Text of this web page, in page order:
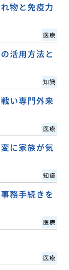
物と免疫力
医療
活用方法と
知識
い専門外来
医療
に家族が気
知識
務手続きを
医療
医療